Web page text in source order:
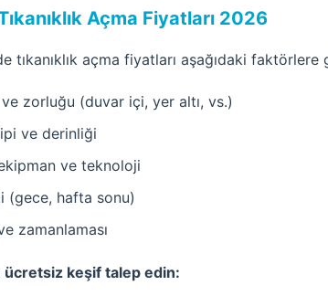
Açma Fiyatları 2026
tıkanıklık açma fiyatları aşağıdaki
ve zorluğu (duvar içi, yer altı, vs.)
tipi ve derinliği
ve teknoloji
(gece, hafta sonu)
zamanlaması
ücretsiz keşif talep edin: